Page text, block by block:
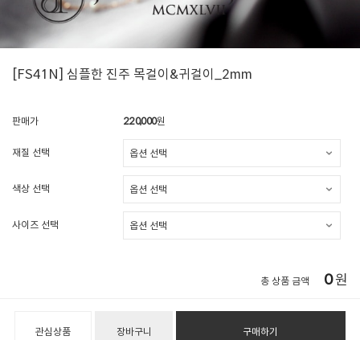
[FS41N] 심플한 진주 목걸이&귀걸이_2mm
판매가 220,000원
재질 선택
색상 선택
사이즈 선택
총 상품 금액 0원
관심상품 장바구니 구매하기